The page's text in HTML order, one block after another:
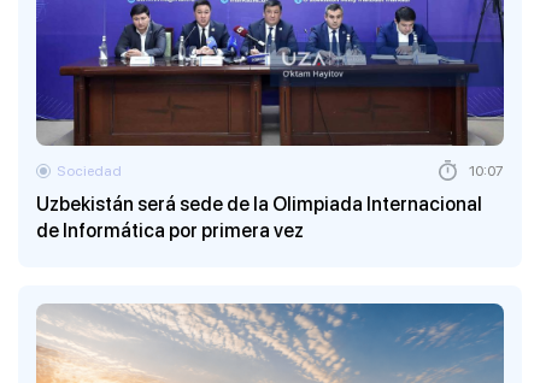
Uzbekistán será sede de la Olimpiada Internacional
de Informática por primera vez
Sociedad 10:07